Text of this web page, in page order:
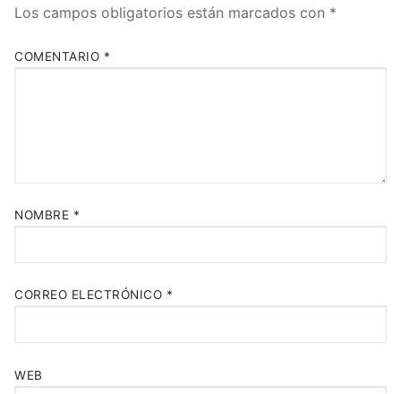
Los campos obligatorios están marcados con *
COMENTARIO *
NOMBRE *
CORREO ELECTRÓNICO *
WEB